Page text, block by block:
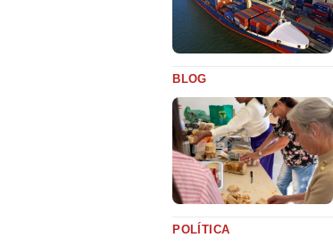
BLOG
POLÍTICA